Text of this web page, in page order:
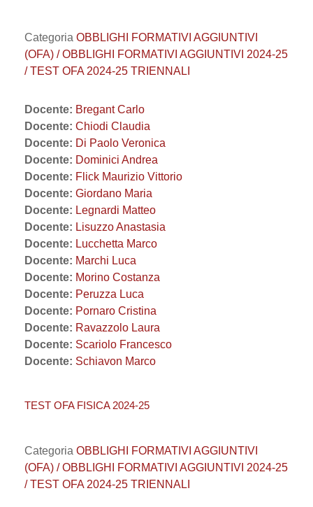
Categoria OBBLIGHI FORMATIVI AGGIUNTIVI
(OFA) / OBBLIGHI FORMATIVI AGGIUNTIVI 2024-25
/ TEST OFA 2024-25 TRIENNALI
Docente: Bregant Carlo
Docente: Chiodi Claudia
Docente: Di Paolo Veronica
Docente: Dominici Andrea
Docente: Flick Maurizio Vittorio
Docente: Giordano Maria
Docente: Legnardi Matteo
Docente: Lisuzzo Anastasia
Docente: Lucchetta Marco
Docente: Marchi Luca
Docente: Morino Costanza
Docente: Peruzza Luca
Docente: Pornaro Cristina
Docente: Ravazzolo Laura
Docente: Scariolo Francesco
Docente: Schiavon Marco
TEST OFA FISICA 2024-25
Categoria OBBLIGHI FORMATIVI AGGIUNTIVI
(OFA) / OBBLIGHI FORMATIVI AGGIUNTIVI 2024-25
/ TEST OFA 2024-25 TRIENNALI